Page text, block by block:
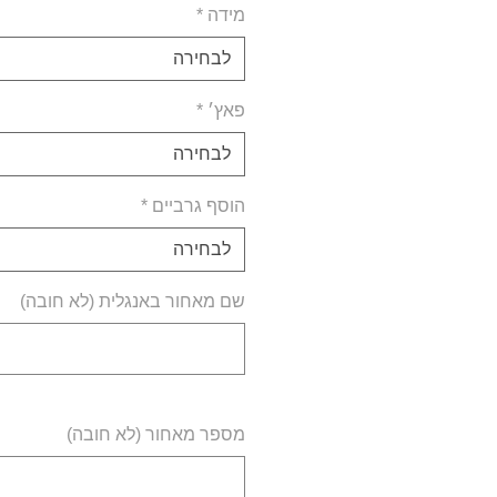
מידה *
לבחירה
פאץ׳ *
לבחירה
הוסף גרביים *
לבחירה
שם מאחור באנגלית (לא חובה)
מספר מאחור (לא חובה)